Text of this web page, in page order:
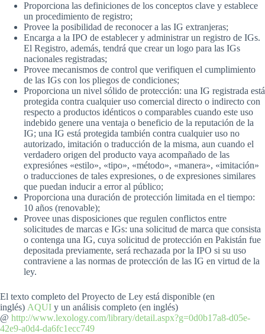
Proporciona las definiciones de los conceptos clave y establece
un procedimiento de registro;
Provee la posibilidad de reconocer a las IG extranjeras;
Encarga a la IPO de establecer y administrar un registro de IGs.
El Registro, además, tendrá que crear un logo para las IGs
nacionales registradas;
Provee mecanismos de control que verifiquen el cumplimiento
de las IGs con los pliegos de condiciones;
Proporciona un nivel sólido de protección: una IG registrada está
protegida contra cualquier uso comercial directo o indirecto con
respecto a productos idénticos o comparables cuando este uso
indebido genere una ventaja o beneficio de la reputación de la
IG; una IG está protegida también contra cualquier uso no
autorizado, imitación o traducción de la misma, aun cuando el
verdadero origen del producto vaya acompañado de las
expresiónes «estilo», «tipo», «método», «manera», «imitación»
o traducciones de tales expresiones, o de expresiones similares
que puedan inducir a error al público;
Proporciona una duración de protección limitada en el tiempo:
10 años (renovable);
Provee unas disposiciones que regulen conflictos entre
solicitudes de marcas e IGs: una solicitud de marca que consista
o contenga una IG, cuya solicitud de protección en Pakistán fue
depositada previamente, será rechazada por la IPO si su uso
contraviene a las normas de protección de las IG en virtud de la
ley.
El texto completo del Proyecto de Ley está disponible (en
inglés) AQUI y un análisis completo (en inglés)
@ http://www.lexology.com/library/detail.aspx?g=0d0b17a8-d05e-
42e9-a0d4-da6fc1ecc749